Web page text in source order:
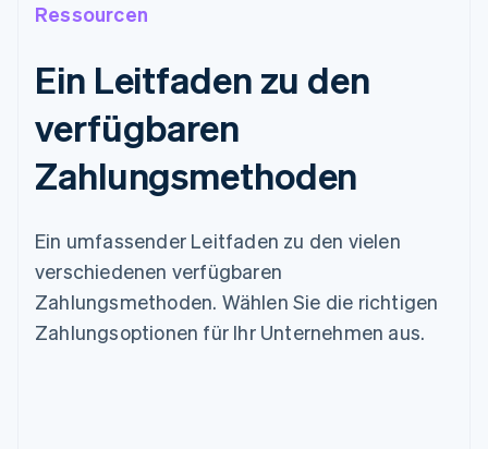
Ressourcen
Ein Leitfaden zu den
verfügbaren
Zahlungsmethoden
Ein umfassender Leitfaden zu den vielen
verschiedenen verfügbaren
Zahlungsmethoden. Wählen Sie die richtigen
Zahlungsoptionen für Ihr Unternehmen aus.